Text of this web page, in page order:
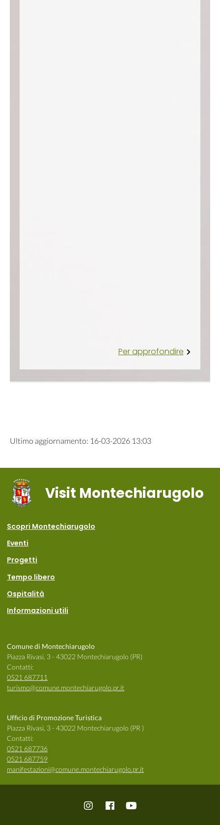
Per approfondire
Ultimo aggiornamento: 16-03-2026 13:03
Visit Montechiarugolo
Scopri Montechiarugolo
Eventi
Progetti
Tempo libero
Ospitalità
Informazioni utili
Comune di Montechiarugolo
Piazza Rivasi, 3 - 43022 Montechiarugolo (PR)
Contatti:
0521 687711
turismo@comune.montechiarugolo.pr.it
Ufficio di Promozione Turistica
Piazza Rivasi, 3 - 43022 Montechiarugolo (PR )
Contatti:
0521 687736
0521 687759
manifestazioni@comune.montechiarugolo.pr.it